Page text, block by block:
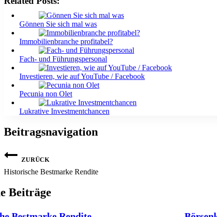
Gönnen Sie sich mal was
Immobilienbranche profitabel?
Fach- und Führungspersonal
Investieren, wie auf YouTube / Facebook
Pecunia non Olet
Lukrative Investmentchancen
Beitragsnavigation
ZURÜCK
Historische Bestmarke Rendite
Beiträge